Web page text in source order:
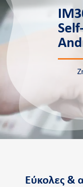
e-Commerce
Αποδοχή
Reporting &
All-in-One Platform
Για Οργανισμούς
Η εταιρεία
Ποιοι είμαστε
Νέα και δράσεις
Eύκολες &